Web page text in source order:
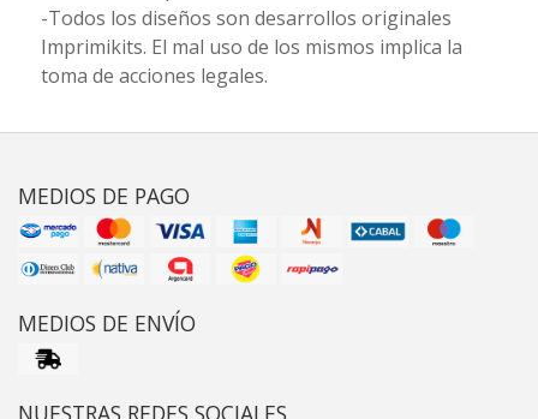
-Todos los diseños son desarrollos originales
Imprimikits. El mal uso de los mismos implica la
toma de acciones legales.
MEDIOS DE PAGO
MEDIOS DE ENVÍO
NUESTRAS REDES SOCIALES